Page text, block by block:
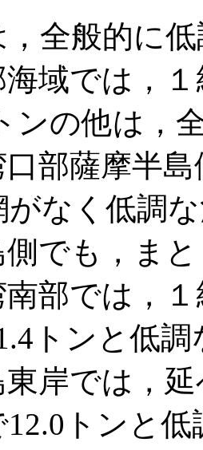
全般的に低
域では，
ンの他は，
部薩摩半島
がなく低調
でも，ま
部では，１
トンと低調
岸では，延
トンと低